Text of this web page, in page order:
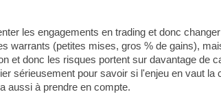
les engagements en trading et donc
warrants (petites mises, gros % de gains),
et donc les risques portent sur davantage de
sérieusement pour savoir si l'enjeu en vaut la
aussi à prendre en compte.